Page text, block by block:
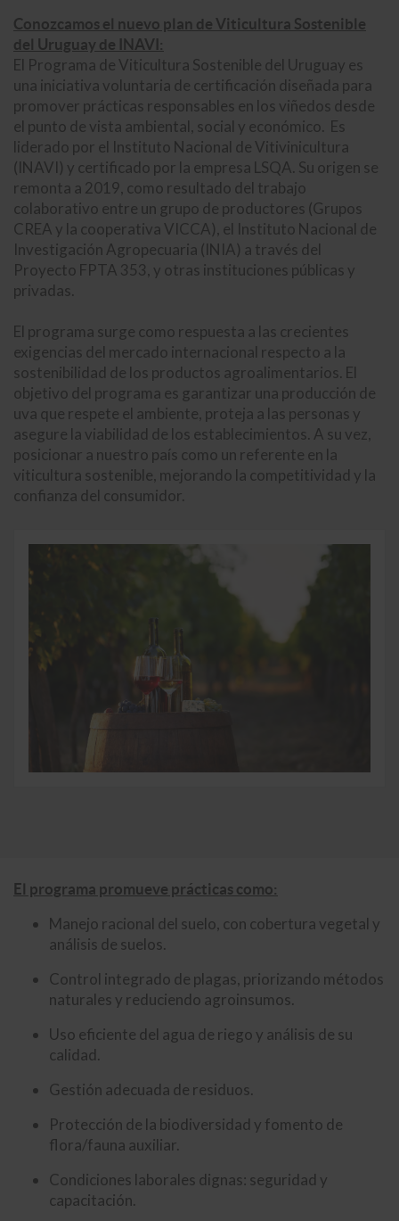
Conozcamos el nuevo plan de Viticultura Sostenible
del Uruguay de INAVI:
El Programa de Viticultura Sostenible del Uruguay es
una iniciativa voluntaria de certificación diseñada para
promover prácticas responsables en los viñedos desde
el punto de vista ambiental, social y económico. Es
liderado por el Instituto Nacional de Vitivinicultura
(INAVI) y certificado por la empresa LSQA. Su origen se
remonta a 2019, como resultado del trabajo
colaborativo entre un grupo de productores (Grupos
CREA y la cooperativa VICCA), el Instituto Nacional de
Investigación Agropecuaria (INIA) a través del
Proyecto FPTA 353, y otras instituciones públicas y
privadas.
El programa surge como respuesta a las crecientes
exigencias del mercado internacional respecto a la
sostenibilidad de los productos agroalimentarios. El
objetivo del programa es garantizar una producción de
uva que respete el ambiente, proteja a las personas y
asegure la viabilidad de los establecimientos. A su vez,
posicionar a nuestro país como un referente en la
viticultura sostenible, mejorando la competitividad y la
confianza del consumidor.
El programa promueve prácticas como:
Manejo racional del suelo, con cobertura vegetal y
análisis de suelos.
Control integrado de plagas, priorizando métodos
naturales y reduciendo agroinsumos.
Uso eficiente del agua de riego y análisis de su
calidad.
Gestión adecuada de residuos.
Protección de la biodiversidad y fomento de
flora/fauna auxiliar.
Condiciones laborales dignas: seguridad y
capacitación.